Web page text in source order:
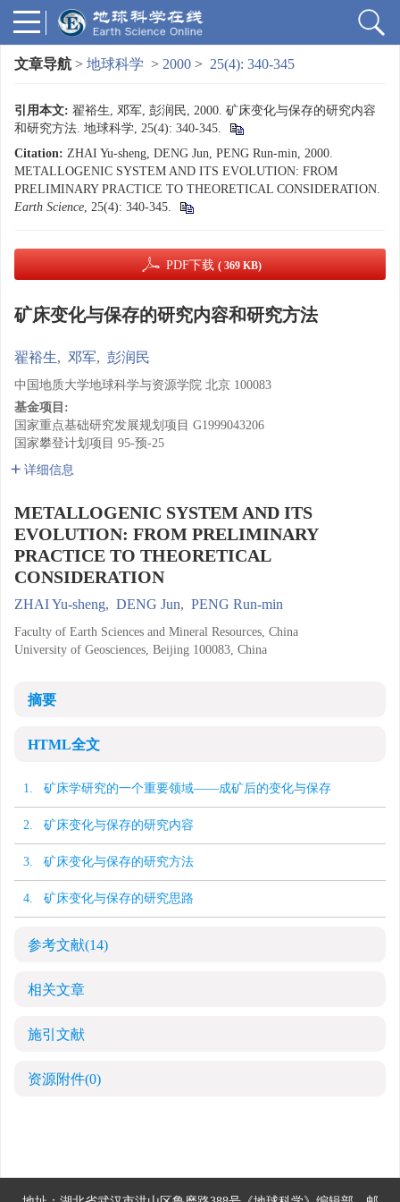
文章导航 > 地球科学 > 2000 > 25(4): 340-345
引用本文: 翟裕生, 邓军, 彭润民, 2000. 矿床变化与保存的研究内容
和研究方法. 地球科学, 25(4): 340-345.
Citation: ZHAI Yu-sheng, DENG Jun, PENG Run-min, 2000.
METALLOGENIC SYSTEM AND ITS EVOLUTION: FROM
PRELIMINARY PRACTICE TO THEORETICAL CONSIDERATION.
Earth Science, 25(4): 340-345.
PDF下载 ( 369 KB)
矿床变化与保存的研究内容和研究方法
翟裕生, 邓军, 彭润民
中国地质大学地球科学与资源学院 北京 100083
基金项目:
国家重点基础研究发展规划项目 G1999043206
国家攀登计划项目 95-预-25
详细信息
METALLOGENIC SYSTEM AND ITS
EVOLUTION: FROM PRELIMINARY
PRACTICE TO THEORETICAL
CONSIDERATION
ZHAI Yu-sheng, DENG Jun, PENG Run-min
Faculty of Earth Sciences and Mineral Resources, China
University of Geosciences, Beijing 100083, China
摘要
HTML全文
1. 矿床学研究的一个重要领域——成矿后的变化与保存
2. 矿床变化与保存的研究内容
3. 矿床变化与保存的研究方法
4. 矿床变化与保存的研究思路
参考文献(14)
相关文章
施引文献
资源附件(0)